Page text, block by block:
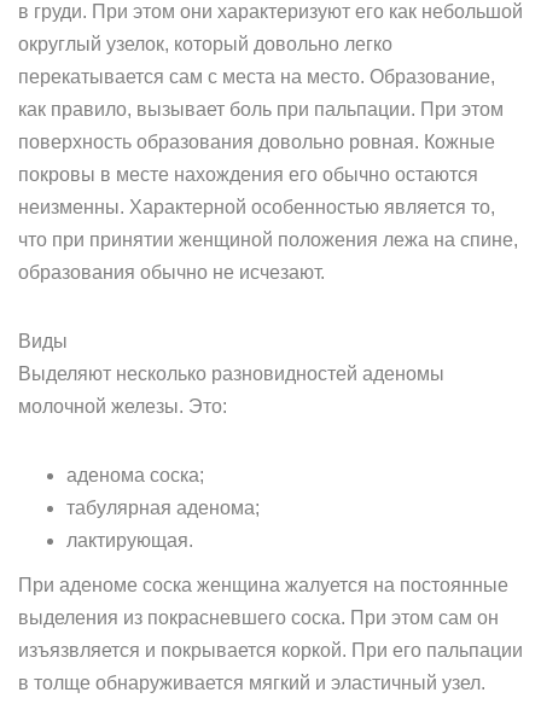
в груди. При этом они характеризуют его как небольшой
округлый узелок, который довольно легко
перекатывается сам с места на место. Образование,
как правило, вызывает боль при пальпации. При этом
поверхность образования довольно ровная. Кожные
покровы в месте нахождения его обычно остаются
неизменны. Характерной особенностью является то,
что при принятии женщиной положения лежа на спине,
образования обычно не исчезают.
Виды
Выделяют несколько разновидностей аденомы
молочной железы. Это:
аденома соска;
табулярная аденома;
лактирующая.
При аденоме соска женщина жалуется на постоянные
выделения из покрасневшего соска. При этом сам он
изъязвляется и покрывается коркой. При его пальпации
в толще обнаруживается мягкий и эластичный узел.